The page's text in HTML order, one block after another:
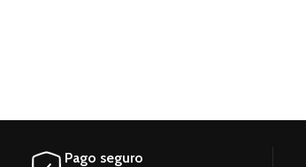
Pago seguro